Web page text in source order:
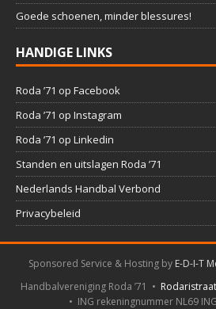
Goede schoenen, minder blessures!
HANDIGE LINKS
Roda ’71 op Facebook
Roda ’71 op Instagram
Roda ’71 op Linkedin
Standen en uitslagen Roda ’71
Nederlands Handbal Verbond
Privacybeleid
Sponsored Service & Hosting by E-D-I-T
Handbalvereniging Roda ’71 •
• ING rekeningnummer NL69